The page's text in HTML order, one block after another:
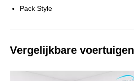
Pack Style
Vergelijkbare voertuigen